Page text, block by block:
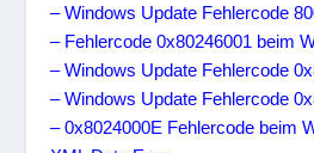
– Windows Update Fehlercode
– Fehlercode 0x80246001 beim
– Windows Update Fehlercode
– Windows Update Fehlercode
– 0x8024000E Fehlercode beim